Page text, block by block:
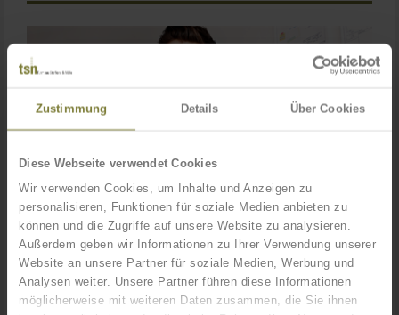
Zustimmung Details Über Cookies
Diese Webseite verwendet Cookies
Wir verwenden Cookies, um Inhalte und Anzeigen zu
personalisieren, Funktionen für soziale Medien anbieten zu
können und die Zugriffe auf unsere Website zu analysieren.
Außerdem geben wir Informationen zu Ihrer Verwendung unserer
Website an unsere Partner für soziale Medien, Werbung und
Analysen weiter. Unsere Partner führen diese Informationen
möglicherweise mit weiteren Daten zusammen, die Sie ihnen